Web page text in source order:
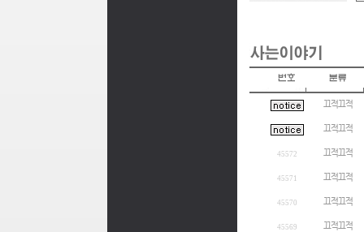
끄적끄적
끄적끄적
45572 끄적끄적
45571 끄적끄적
45570 끄적끄적
45569 끄적끄적